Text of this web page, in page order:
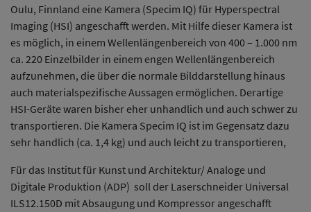
Oulu, Finnland eine Kamera (Specim IQ) für Hyperspectral
Imaging (HSI) angeschafft werden. Mit Hilfe dieser Kamera ist
es möglich, in einem Wellenlängenbereich von 400 – 1.000 nm
ca. 220 Einzelbilder in einem engen Wellenlängenbereich
aufzunehmen, die über die normale Bilddarstellung hinaus
auch materialspezifische Aussagen ermöglichen. Derartige
HSI-Geräte waren bisher eher unhandlich und auch schwer zu
transportieren. Die Kamera Specim IQ ist im Gegensatz dazu
sehr handlich (ca. 1,4 kg) und auch leicht zu transportieren,
Für das Institut für Kunst und Architektur/ Analoge und
Digitale Produktion (ADP) soll der Laserschneider Universal
ILS12.150D mit Absaugung und Kompressor angeschafft